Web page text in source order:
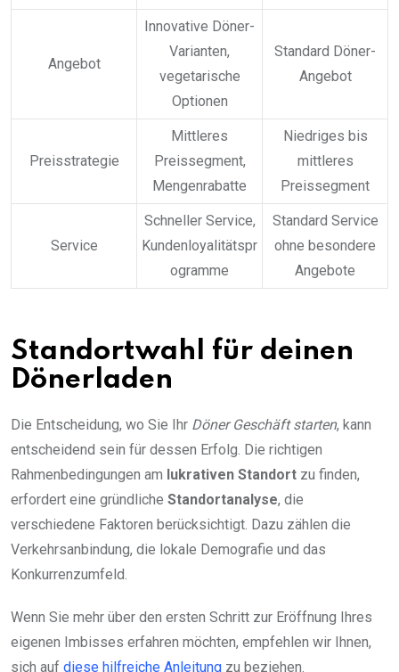
Angebot
Innovative Döner-
Varianten,
vegetarische
Optionen
Standard Döner-
Angebot
Preisstrategie
Mittleres
Preissegment,
Mengenrabatte
Niedriges bis
mittleres
Preissegment
Service
Schneller Service,
Kundenloyalitätspr
ogramme
Standard Service
ohne besondere
Angebote
Standortwahl für deinen
Dönerladen
Die Entscheidung, wo Sie Ihr Döner Geschäft starten, kann
entscheidend sein für dessen Erfolg. Die richtigen
Rahmenbedingungen am lukrativen Standort zu finden,
erfordert eine gründliche Standortanalyse, die
verschiedene Faktoren berücksichtigt. Dazu zählen die
Verkehrsanbindung, die lokale Demografie und das
Konkurrenzumfeld.
Wenn Sie mehr über den ersten Schritt zur Eröffnung Ihres
eigenen Imbisses erfahren möchten, empfehlen wir Ihnen,
sich auf diese hilfreiche Anleitung zu beziehen.